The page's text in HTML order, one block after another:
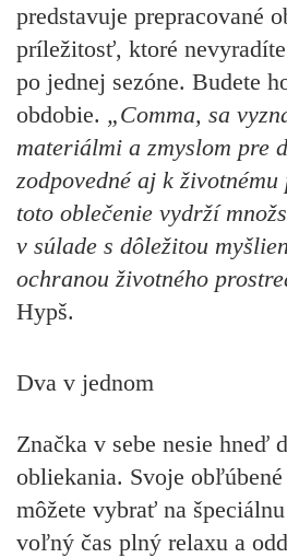
predstavuje prepracované
príležitosť, ktoré
po jednej sezóne. Budete
obdobie. „Comma, sa
materiálmi a zmyslom pre
zodpovedné aj k
toto oblečenie vydrží
v súlade s dôležitou
ochranou životného
Hypš.
Dva v jednom
Značka v sebe nesie hneď
obliekania. Svoje
môžete vybrať na
voľný čas plný relaxu a